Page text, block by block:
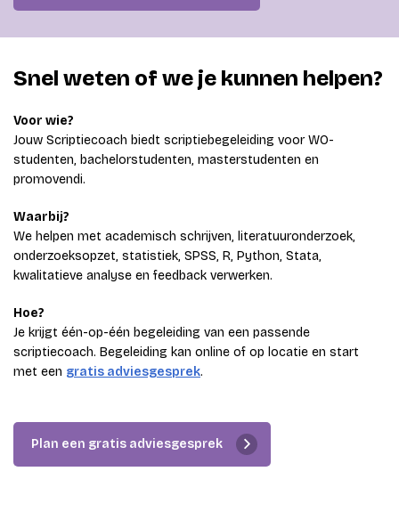
Snel weten of we je kunnen helpen?
Voor wie?
Jouw Scriptiecoach biedt scriptiebegeleiding voor WO-
studenten, bachelorstudenten, masterstudenten en
promovendi.
Waarbij?
We helpen met academisch schrijven, literatuuronderzoek,
onderzoeksopzet, statistiek, SPSS, R, Python, Stata,
kwalitatieve analyse en feedback verwerken.
Hoe?
Je krijgt één-op-één begeleiding van een passende
scriptiecoach. Begeleiding kan online of op locatie en start
met een gratis adviesgesprek.
Plan een gratis adviesgesprek